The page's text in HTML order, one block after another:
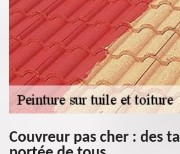
Couvreur pas cher : des